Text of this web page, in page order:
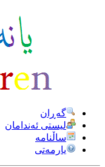
گه‌ڕان
لیستی ئه‌ندامان
ساڵنامه
یارمه‌تی